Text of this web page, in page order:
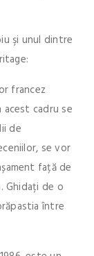
şi unul dintre
francez
cadru se
de
se vor
față de
Ghidați de o
între